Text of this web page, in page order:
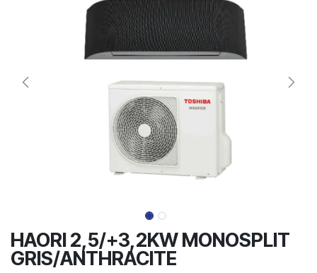
HAORI 2,5/+3,2KW MONOSPLIT
GRIS/ANTHRACITE